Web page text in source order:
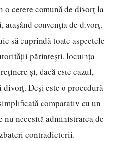
o cerere comună de divorț la
atașând convenția de divorț.
să cuprindă toate aspectele
părintești, locuința
și, dacă este cazul,
Deși este o procedură
comparativ cu un
necesită administrarea de
contradictorii.